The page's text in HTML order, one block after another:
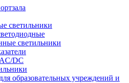
светильники
светильники
DC
образовательных учреждений и